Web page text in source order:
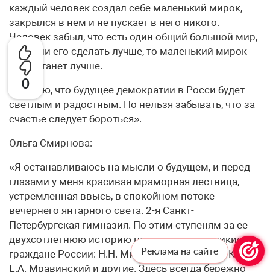
0
каждый человек создал себе маленький мирок,
закрылся в нем и не пускает в него никого.
Человек забыл, что есть один общий большой мир,
что если его сделать лучше, то маленький мирок
тоже станет лучше.
Я думаю, что будущее демократии в Росси будет
светлым и радостным. Но нельзя забывать, что за
счастье следует бороться».
Ольга Смирнова:
«Я останавливаюсь на мысли о будущем, и перед
глазами у меня красивая мраморная лестница,
устремленная ввысь, в спокойном потоке
вечернего янтарного света. 2-я Санкт-
Петербургская гимназия. По этим ступеням за ее
двухсотлетнюю историю поднимались великие
граждане России: Н.Н. Миклухо-Маклай, А.Ф. Кони,
Е.А. Мравинский и другие. Здесь всегда бережно
Реклама на сайте